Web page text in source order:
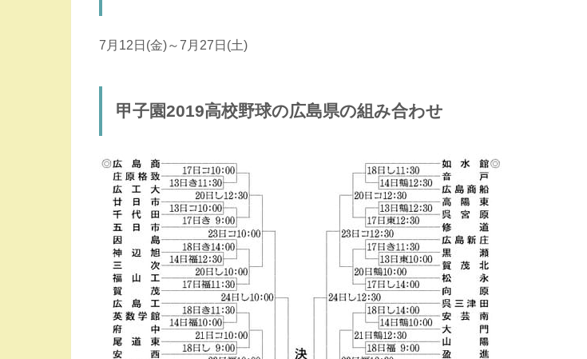
7月12日(金)～7月27日(土)
甲子園2019高校野球の広島県の組み合わせ